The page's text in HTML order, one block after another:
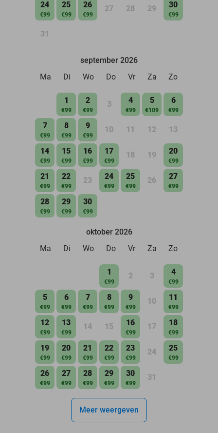
24
€99
25
€99
26
€99
27 28 29 30
€99
31
september 2026
Ma
Di Wo Do Vr Za Zo
1
€99
2
€99
3 4
€99
5
€109
6
€99
7
€99
8
€99
9
€99
10 11 12 13
14
€99
15
€99
16
€99
17
€99
18 19 20
€99
21
€99
22
€99
23 24
€99
25
€99
26 27
€99
28
€99
29
€99
30
€99
oktober 2026
Ma
Di Wo Do Vr Za Zo
1
€99
2 3 4
€99
5
€99
6
€99
7
€99
8
€99
9
€99
10 11
€99
12
€99
13
€99
14 15 16
€99
17 18
€99
19
€99
20
€99
21
€99
22
€99
23
€99
24 25
€99
26
€99
27
€99
28
€99
29
€99
30
€99
31
Meer weergeven